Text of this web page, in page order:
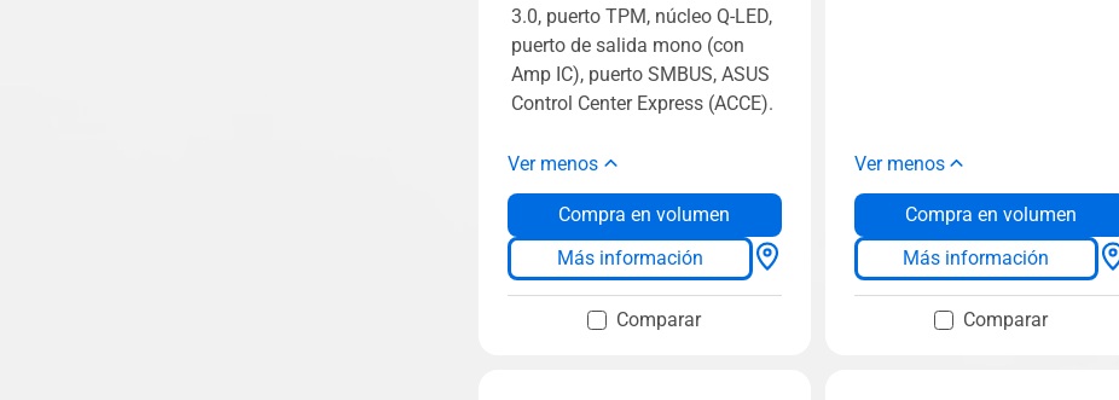
3.0, puerto TPM, núcleo Q-LED,
puerto de salida mono (con
Amp IC), puerto SMBUS, ASUS
Control Center Express (ACCE).
Ver menos
Compra en volumen
Más información
Comparar
Ver menos
Compra en volumen
Más información
Comparar